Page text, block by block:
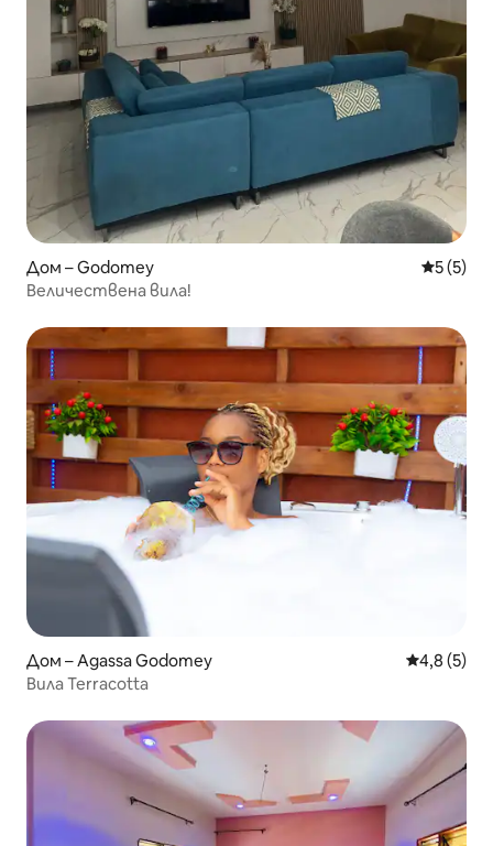
Дом – Godomey Средна
5 (5)
Величествена вила!
Дом – Agassa Godomey Средна
4,8 (5)
Вила Terracotta